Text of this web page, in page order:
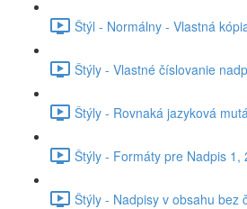
Štýl - Normálny - Vlastná
Štýly - Vlastné číslovanie
Štýly - Rovnaká jazyková
Štýly - Formáty pre Nadpis 1,
Štýly - Nadpisy v obsahu bez